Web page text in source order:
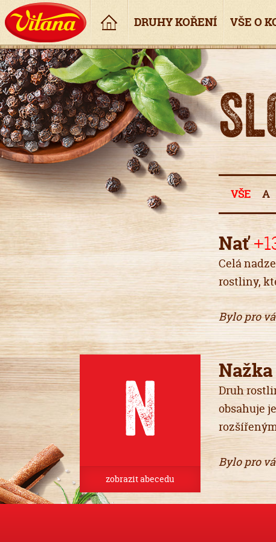
Úvod
DRUHY KOŘENÍ VŠE O
VŠE A
n
zobrazit abecedu
Nať
Celá
rostliny,
Bylo pro
Nažka
Druh
obsahuje
Bylo pro